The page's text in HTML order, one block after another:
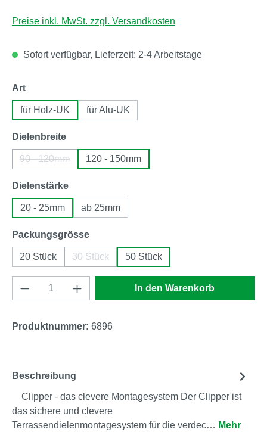
Preise inkl. MwSt. zzgl. Versandkosten
Sofort verfügbar, Lieferzeit: 2-4 Arbeitstage
Artauswählen
für Holz-UK für Alu-UK
Dielenbreiteauswählen
90 - 120mm
(Diese Option ist zurzeit nicht verfügbar.)
120 - 150mm
Dielenstärkeauswählen
20 - 25mm ab 25mm
Packungsgrösseauswählen
20 Stück 30 Stück
(Diese Option ist zurzeit nicht verfügbar.)
50 Stück
Produkt Anzahl: Gib den gewünschten
In den Warenkorb
Produktnummer: 6896
Beschreibung
Clipper - das clevere Montagesystem Der Clipper ist
das sichere und clevere
Terrassendielenmontagesystem für die verdec… Mehr